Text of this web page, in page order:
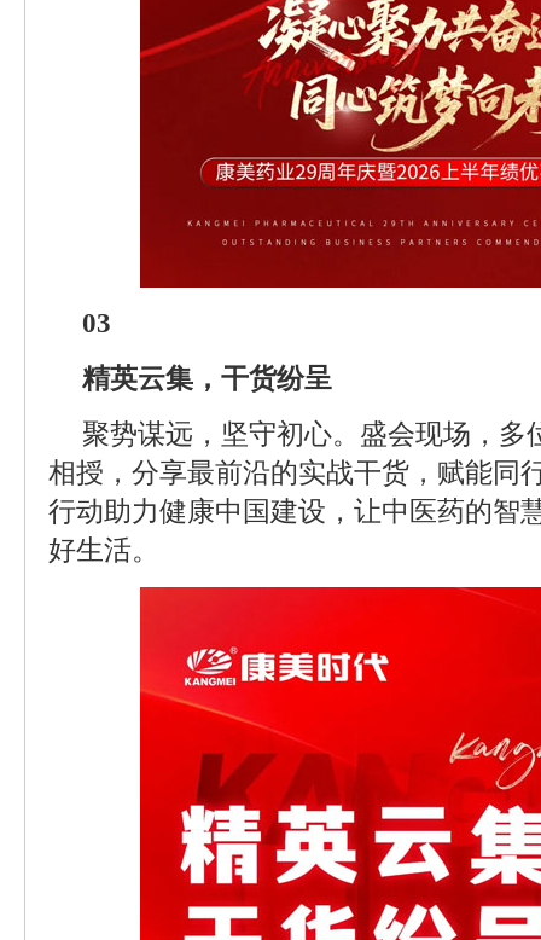
03
精英云集，干货纷呈
聚势谋远，坚守初心。盛会现场，多
相授，分享最前沿的实战干货，赋能同
行动助力健康中国建设，让中医药的智
好生活。